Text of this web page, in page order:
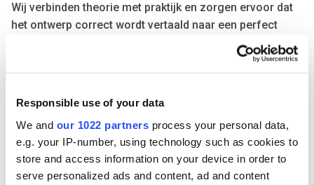
Responsible use of your data
We and our 1022 partners process your personal data,
e.g. your IP-number, using technology such as cookies to
store and access information on your device in order to
serve personalized ads and content, ad and content
Wij verbinden theorie met praktijk en zorgen ervoor dat
het ontwerp correct wordt vertaald naar een perfect
Eén aanspreekpunt
Geen afstemming tussen verschillende partijen nodig.